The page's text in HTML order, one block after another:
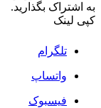
به اشتراک بگذارید.
کپی لینک
تلگرام
واتساپ
فیسبوک